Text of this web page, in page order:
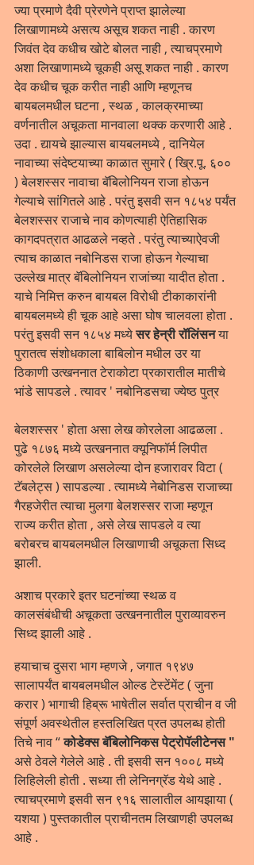
ज्या प्रमाणे दैवी प्रेरणेने प्राप्त झालेल्या
लिखाणामध्ये असत्य असूच शकत नाही . कारण
जिवंत देव कधीच खोटे बोलत नाही , त्याचप्रमाणे
अशा लिखाणामध्ये चूकही असू शकत नाही . कारण
देव कधीच चूक करीत नाही आणि म्हणूनच
बायबलमधील घटना , स्थळ , कालक्रमाच्या
वर्णनातील अचूकता मानवाला थक्क करणारी आहे .
उदा . द्यायचे झाल्यास बायबलमध्ये , दानियेल
नावाच्या संदेष्टयाच्या काळात सुमारे ( ख्रि.पू. ६००
) बेलशस्सर नावाचा बॅबिलोनियन राजा होऊन
गेल्याचे सांगितले आहे . परंतु इसवी सन १८५४ पर्यंत
बेलशस्सर राजाचे नाव कोणत्याही ऐतिहासिक
कागदपत्रात आढळले नव्हते . परंतु त्याच्याऐवजी
त्याच काळात नबोनिडस राजा होऊन गेल्याचा
उल्लेख मात्र बॅबिलोनियन राजांच्या यादीत होता .
याचे निमित्त करुन बायबल विरोधी टीकाकारांनी
बायबलमध्ये ही चूक आहे असा घोष चालवला होता .
परंतु इसवी सन १८५४ मध्ये सर हेन्री रॉलिंसन या
पुरातत्व संशोधकाला बाबिलोन मधील उर या
ठिकाणी उत्खननात टेराकोटा प्रकारातील मातीचे
भांडे सापडले . त्यावर ' नबोनिडसचा ज्येष्ठ पुत्र
बेलशस्सर ' होता असा लेख कोरलेला आढळला .
पुढे १८७६ मध्ये उत्खननात क्यूनिफॉर्म लिपीत
कोरलेले लिखाण असलेल्या दोन हजारावर विटा (
टॅबलेट्स ) सापडल्या . त्यामध्ये नेबोनिडस राजाच्या
गैरहजेरीत त्याचा मुलगा बेलशस्सर राजा म्हणून
राज्य करीत होता , असे लेख सापडले व त्या
बरोबरच बायबलमधील लिखाणाची अचूकता सिध्द
झाली.
अशाच प्रकारे इतर घटनांच्या स्थळ व
कालसंबंधीची अचूकता उत्खननातील पुराव्यावरुन
सिध्द झाली आहे .
हयाचाच दुसरा भाग म्हणजे , जगात १९४७
सालापर्यंत बायबलमधील ओल्ड टेस्टेंमेंट ( जुना
करार ) भागाची हिब्रू भाषेतील सर्वात प्राचीन व जी
संपूर्ण अवस्थेतील हस्तलिखित प्रत उपलब्ध होती
तिचे नाव “ कोडेक्स बॅबिलोनिकस पेट्रोपॅलीटेनस "
असे ठेवले गेलेले आहे . ती इसवी सन १००८ मध्ये
लिहिलेली होती . सध्या ती लेनिनग्रॅड येथे आहे .
त्याचप्रमाणे इसवी सन ९१६ सालातील आयझाया (
यशया ) पुस्तकातील प्राचीनतम लिखाणही उपलब्ध
आहे .